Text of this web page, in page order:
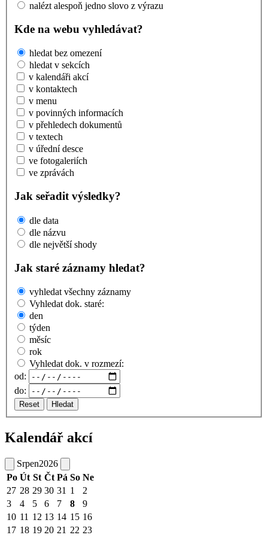
nalézt alespoň jedno slovo z výrazu
Kde na webu vyhledávat?
hledat bez omezení
hledat v sekcích
v kalendáři akcí
v kontaktech
v menu
v povinných informacích
v přehledech dokumentů
v textech
v úřední desce
ve fotogaleriích
ve zprávách
Jak seřadit výsledky?
dle data
dle názvu
dle největší shody
Jak staré záznamy hledat?
vyhledat všechny záznamy
Vyhledat dok. staré:
den
týden
měsíc
rok
Vyhledat dok. v rozmezí:
od:
do:
Reset Hledat
Kalendář akcí
Srpen2026
Po Út St Čt Pá So Ne
27 28 29 30 31 1
2
3
4 5 6 7 8
9
10 11 12 13 14 15 16
17 18 19 20 21 22 23